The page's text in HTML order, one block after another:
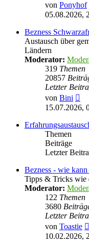
von Ponyhof
05.08.2026,
Bezness
Austausch über
Ländern
Moderator:
319 Themen
20857
Letzter
von Bini
15.07.2026,
Themen
Beiträge
Letzter
Bezness - wie
Tipps & Tricks wie
Moderator:
122 Themen
3680
Letzter
von Toastie
10.02.2026,